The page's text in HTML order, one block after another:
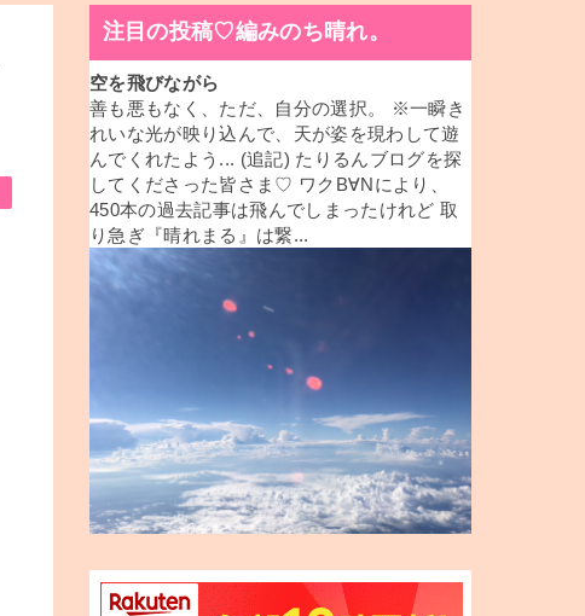
注目の投稿♡編みのち晴れ。
空を飛びながら
善も悪もなく、ただ、自分の選択。 ※一瞬き
れいな光が映り込んで、天が姿を現わして遊
んでくれたよう... (追記) たりるんブログを探
してくださった皆さま♡ ワクB∀Nにより、
450本の過去記事は飛んでしまったけれど 取
り急ぎ『晴れまる』は繋...